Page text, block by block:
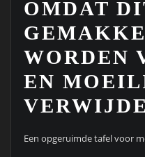
OMDAT
WORDEN
EN
Een opgeruimde tafel voor